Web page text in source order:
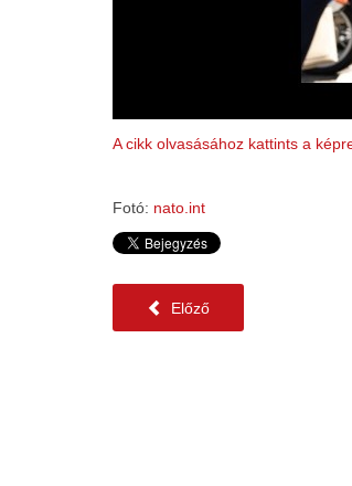
A cikk olvasásához kattints a
Fotó: nato.int
Előző